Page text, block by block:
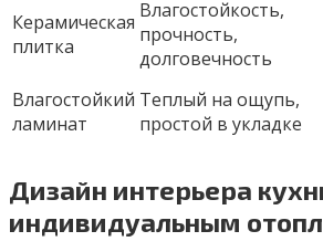
Керамическая
плитка
Влагостойкость,
прочность,
долговечность
Влагостойкий
ламинат
Теплый на ощупь,
простой в укладке
Дизайн интерьера
индивидуальным